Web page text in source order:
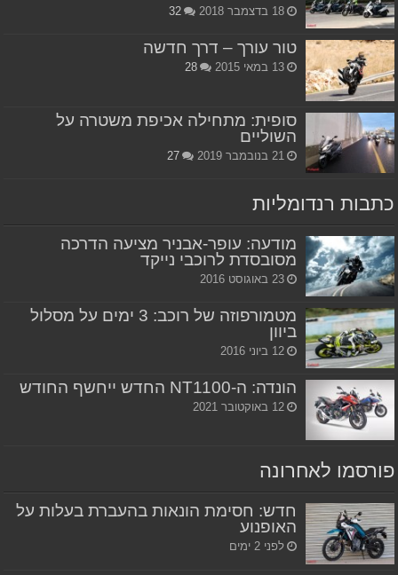
18 בדצמבר 2018 32
טור עורך – דרך חדשה
13 במאי 2015 28
סופית: מתחילה אכיפת משטרה על
השוליים
21 בנובמבר 2019 27
כתבות רנדומליות
מודעה: עופר-אבניר מציעה הדרכה
מסובסדת לרוכבי נייקד
23 באוגוסט 2016
מטמורפוזה של רוכב: 3 ימים על מסלול
ביוון
12 ביוני 2016
הונדה: ה-NT1100 החדש ייחשף החודש
12 באוקטובר 2021
פורסמו לאחרונה
חדש: חסימת הונאות בהעברת בעלות על
האופנוע
לפני 2 ימים